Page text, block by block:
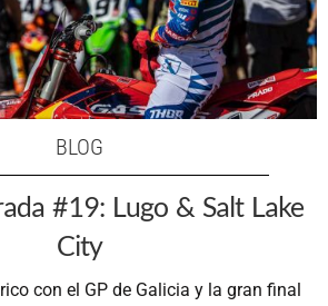
BLOG
#19: Lugo & Salt Lake
City
con el GP de Galicia y la gran final